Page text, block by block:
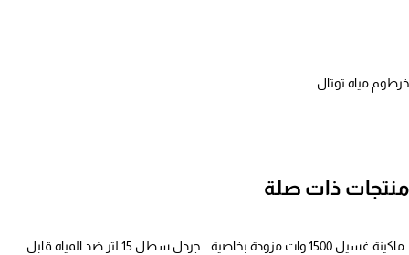
خرطوم مياه توتال
منتجات ذات صلة
ماكينة غسيل 1500 وات مزودة بخاصية
جردل سطل 15 لتر ضد المياه قابل